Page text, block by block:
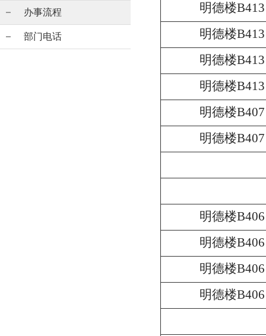
办事流程
部门电话
明德楼B413
明德楼B413
明德楼B413
明德楼B413
明德楼B407
明德楼B407
明德楼B406
明德楼B406
明德楼B406
明德楼B406